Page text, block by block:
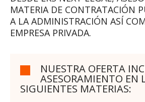
MATERIA DE CONTRATACIÓN
A LA ADMINISTRACIÓN ASÍ
EMPRESA PRIVADA.
NUESTRA OFERTA
ASESORAMIENTO EN
SIGUIENTES MATERIAS: